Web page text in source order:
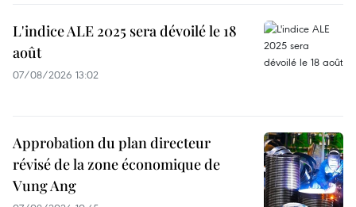
L'indice ALE 2025 sera dévoilé le 18
août
07/08/2026 13:02
Approbation du plan directeur
révisé de la zone économique de
Vung Ang